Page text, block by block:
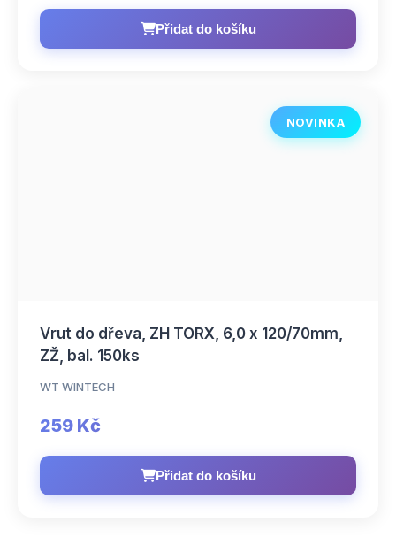
Přidat do košíku
NOVINKA
Vrut do dřeva, ZH TORX, 6,0 x 120/70mm,
ZŽ, bal. 150ks
WT WINTECH
259 Kč
Přidat do košíku